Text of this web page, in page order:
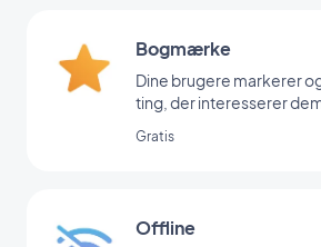
Bogmærke
Dine brugere markerer
ting, der interesserer
Gratis
Offline